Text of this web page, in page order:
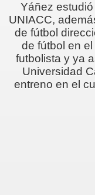
Yáñez
UNIACC,
de fútbol
de fútbol en
futbolista y ya
Universidad
entreno en el